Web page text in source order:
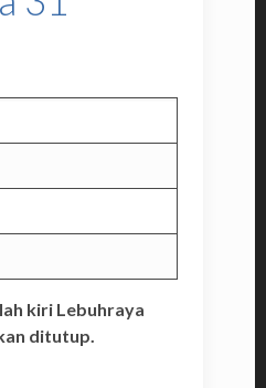
kiri Lebuhraya
ditutup.